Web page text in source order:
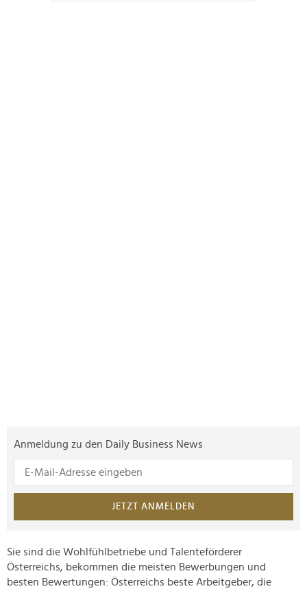
Anmeldung zu den Daily Business News
JETZT ANMELDEN
Sie sind die Wohlfühlbetriebe und Talenteförderer
Österreichs, bekommen die meisten Bewerbungen und
besten Bewertungen: Österreichs beste Arbeitgeber, die